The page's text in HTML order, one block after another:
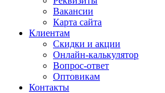
Вакансии
Карта сайта
Клиентам
Скидки и акции
Онлайн-калькулятор
Вопрос-ответ
Оптовикам
Контакты